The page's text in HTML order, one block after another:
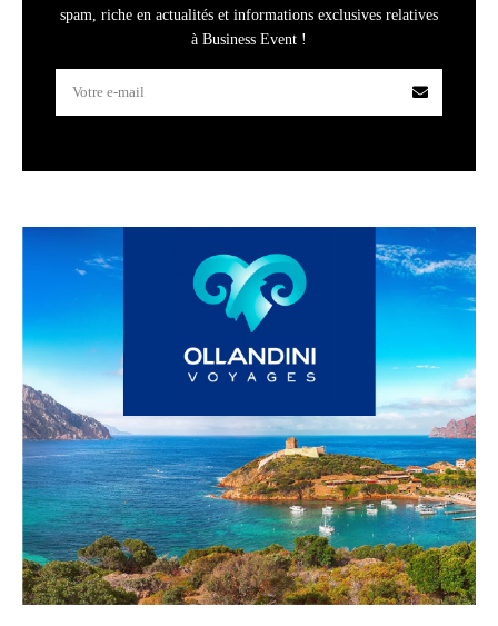
spam, riche en actualités et informations exclusives relatives
à Business Event !